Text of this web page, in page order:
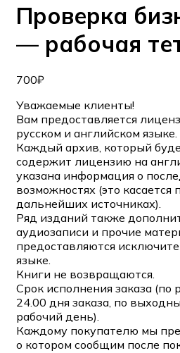
Проверка
— рабочая
700₽
Уважаемые клиенты!
Вам предоставляется
русском и английском языке.
Каждый архив, который
содержит лицензию на
указана информация о
возможностях (это касается
дальнейших источниках).
Ряд изданий также
аудиозаписи и прочие
предоставляются
языке.
Книги не возвращаются.
Срок исполнения заказа
24.00 дня заказа, по
рабочий день).
Каждому покупателю мы
о котором сообщим после